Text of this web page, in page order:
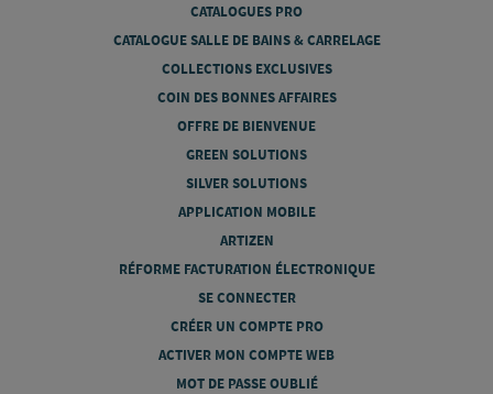
CATALOGUES PRO
CATALOGUE SALLE DE BAINS & CARRELAGE
COLLECTIONS EXCLUSIVES
COIN DES BONNES AFFAIRES
OFFRE DE BIENVENUE
GREEN SOLUTIONS
SILVER SOLUTIONS
APPLICATION MOBILE
ARTIZEN
RÉFORME FACTURATION ÉLECTRONIQUE
SE CONNECTER
CRÉER UN COMPTE PRO
ACTIVER MON COMPTE WEB
MOT DE PASSE OUBLIÉ